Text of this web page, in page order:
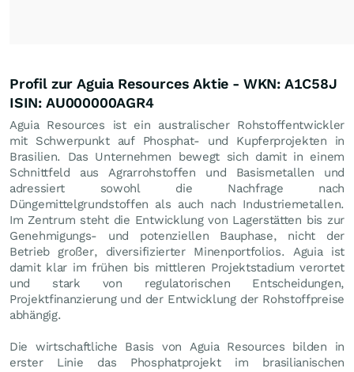
Profil zur Aguia Resources Aktie - WKN: A1C58J
ISIN: AU000000AGR4
Aguia Resources ist ein australischer Rohstoffentwickler
mit Schwerpunkt auf Phosphat- und Kupferprojekten in
Brasilien. Das Unternehmen bewegt sich damit in einem
Schnittfeld aus Agrarrohstoffen und Basismetallen und
adressiert sowohl die Nachfrage nach
Düngemittelgrundstoffen als auch nach Industriemetallen.
Im Zentrum steht die Entwicklung von Lagerstätten bis zur
Genehmigungs- und potenziellen Bauphase, nicht der
Betrieb großer, diversifizierter Minenportfolios. Aguia ist
damit klar im frühen bis mittleren Projektstadium verortet
und stark von regulatorischen Entscheidungen,
Projektfinanzierung und der Entwicklung der Rohstoffpreise
abhängig.
Die wirtschaftliche Basis von Aguia Resources bilden in
erster Linie das Phosphatprojekt im brasilianischen